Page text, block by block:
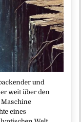
und
weit über den
eines